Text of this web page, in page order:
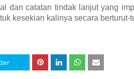
dan catatan tindak lanjut yang
kesekian kalinya secara berturut-